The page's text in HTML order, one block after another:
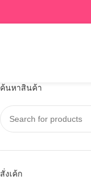
ค้นหาสินค้า
สั่งเค้ก